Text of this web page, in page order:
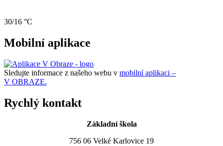
30/16 °C
Mobilní aplikace
Sledujte informace z našeho webu v mobilní aplikaci –
V OBRAZE.
Rychlý kontakt
Základní škola
756 06 Velké Karlovice 19